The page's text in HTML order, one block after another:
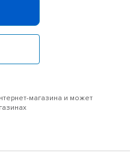
магазина и может